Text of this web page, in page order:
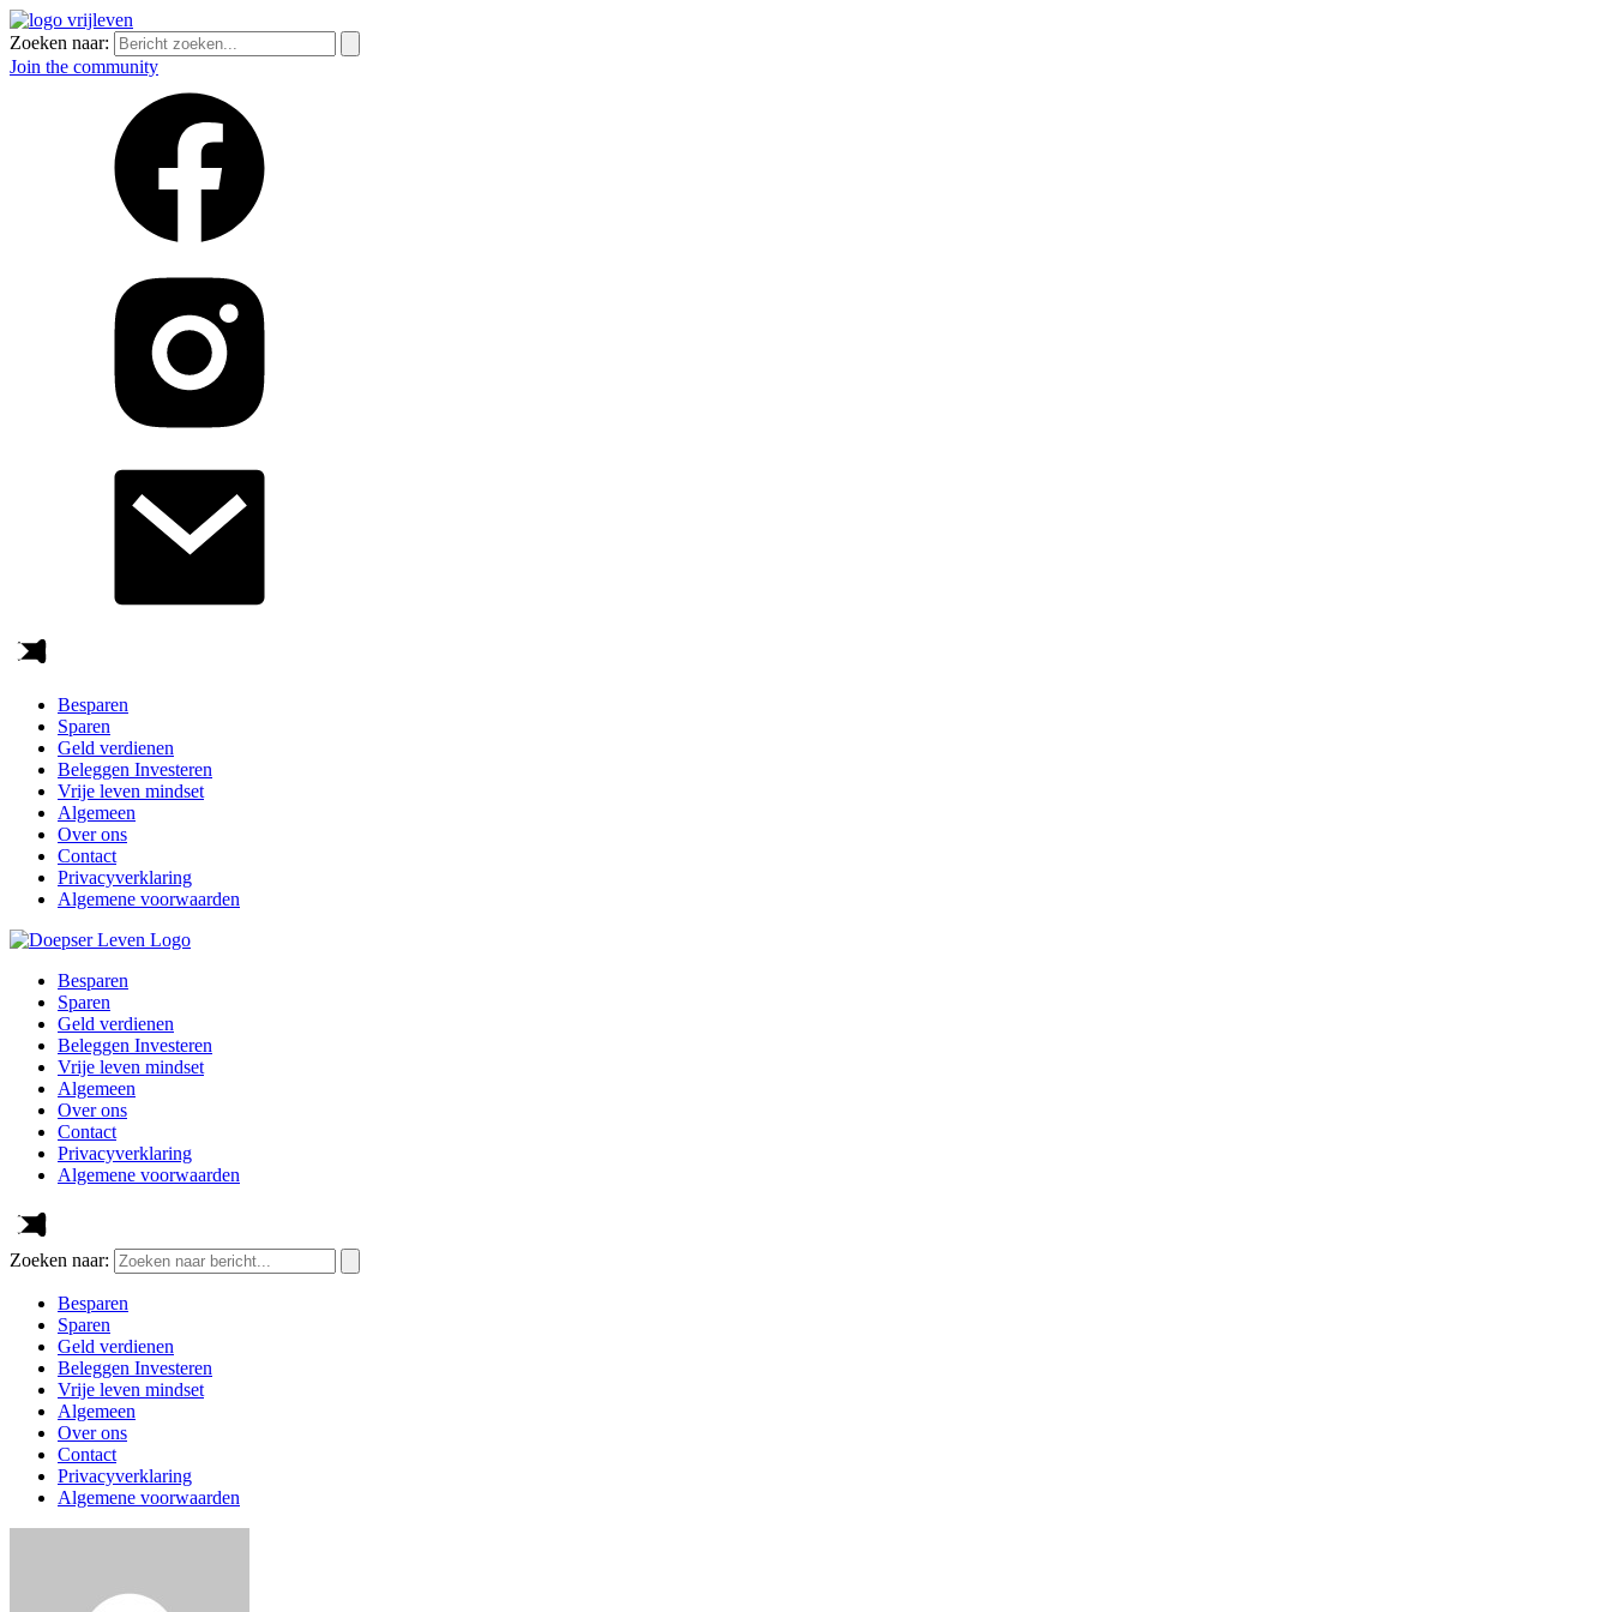
Zoeken naar:
Join the community
Besparen
Sparen
Geld verdienen
Beleggen Investeren
Vrije leven mindset
Algemeen
Over ons
Contact
Privacyverklaring
Algemene voorwaarden
Besparen
Sparen
Geld verdienen
Beleggen Investeren
Vrije leven mindset
Algemeen
Over ons
Contact
Privacyverklaring
Algemene voorwaarden
Zoeken naar:
Besparen
Sparen
Geld verdienen
Beleggen Investeren
Vrije leven mindset
Algemeen
Over ons
Contact
Privacyverklaring
Algemene voorwaarden